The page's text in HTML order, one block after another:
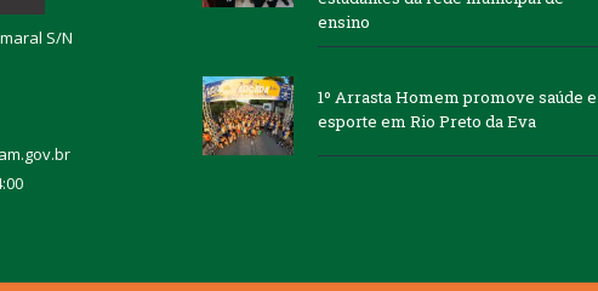
S/N
ensino
1º Arrasta Homem promove saúde e
esporte em Rio Preto da Eva